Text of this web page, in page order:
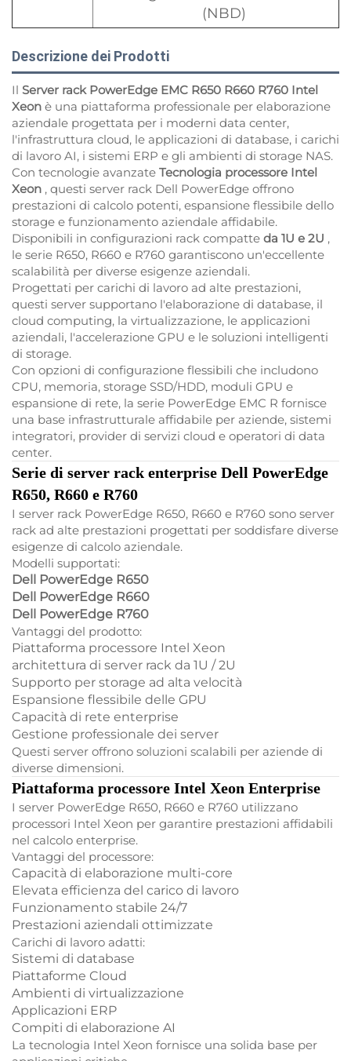
(NBD)
Descrizione dei Prodotti
Il Server rack PowerEdge EMC R650 R660 R760 Intel
Xeon è una piattaforma professionale per elaborazione
aziendale progettata per i moderni data center,
l'infrastruttura cloud, le applicazioni di database, i carichi
di lavoro AI, i sistemi ERP e gli ambienti di storage NAS.
Con tecnologie avanzate Tecnologia processore Intel
Xeon , questi server rack Dell PowerEdge offrono
prestazioni di calcolo potenti, espansione flessibile dello
storage e funzionamento aziendale affidabile.
Disponibili in configurazioni rack compatte da 1U e 2U ,
le serie R650, R660 e R760 garantiscono un'eccellente
scalabilità per diverse esigenze aziendali.
Progettati per carichi di lavoro ad alte prestazioni,
questi server supportano l'elaborazione di database, il
cloud computing, la virtualizzazione, le applicazioni
aziendali, l'accelerazione GPU e le soluzioni intelligenti
di storage.
Con opzioni di configurazione flessibili che includono
CPU, memoria, storage SSD/HDD, moduli GPU e
espansione di rete, la serie PowerEdge EMC R fornisce
una base infrastrutturale affidabile per aziende, sistemi
integratori, provider di servizi cloud e operatori di data
center.
Serie di server rack enterprise Dell PowerEdge
R650, R660 e R760
I server rack PowerEdge R650, R660 e R760 sono server
rack ad alte prestazioni progettati per soddisfare diverse
esigenze di calcolo aziendale.
Modelli supportati:
Dell PowerEdge R650
Dell PowerEdge R660
Dell PowerEdge R760
Vantaggi del prodotto:
Piattaforma processore Intel Xeon
architettura di server rack da 1U / 2U
Supporto per storage ad alta velocità
Espansione flessibile delle GPU
Capacità di rete enterprise
Gestione professionale dei server
Questi server offrono soluzioni scalabili per aziende di
diverse dimensioni.
Piattaforma processore Intel Xeon Enterprise
I server PowerEdge R650, R660 e R760 utilizzano
processori Intel Xeon per garantire prestazioni affidabili
nel calcolo enterprise.
Vantaggi del processore:
Capacità di elaborazione multi-core
Elevata efficienza del carico di lavoro
Funzionamento stabile 24/7
Prestazioni aziendali ottimizzate
Carichi di lavoro adatti:
Sistemi di database
Piattaforme Cloud
Ambienti di virtualizzazione
Applicazioni ERP
Compiti di elaborazione AI
La tecnologia Intel Xeon fornisce una solida base per